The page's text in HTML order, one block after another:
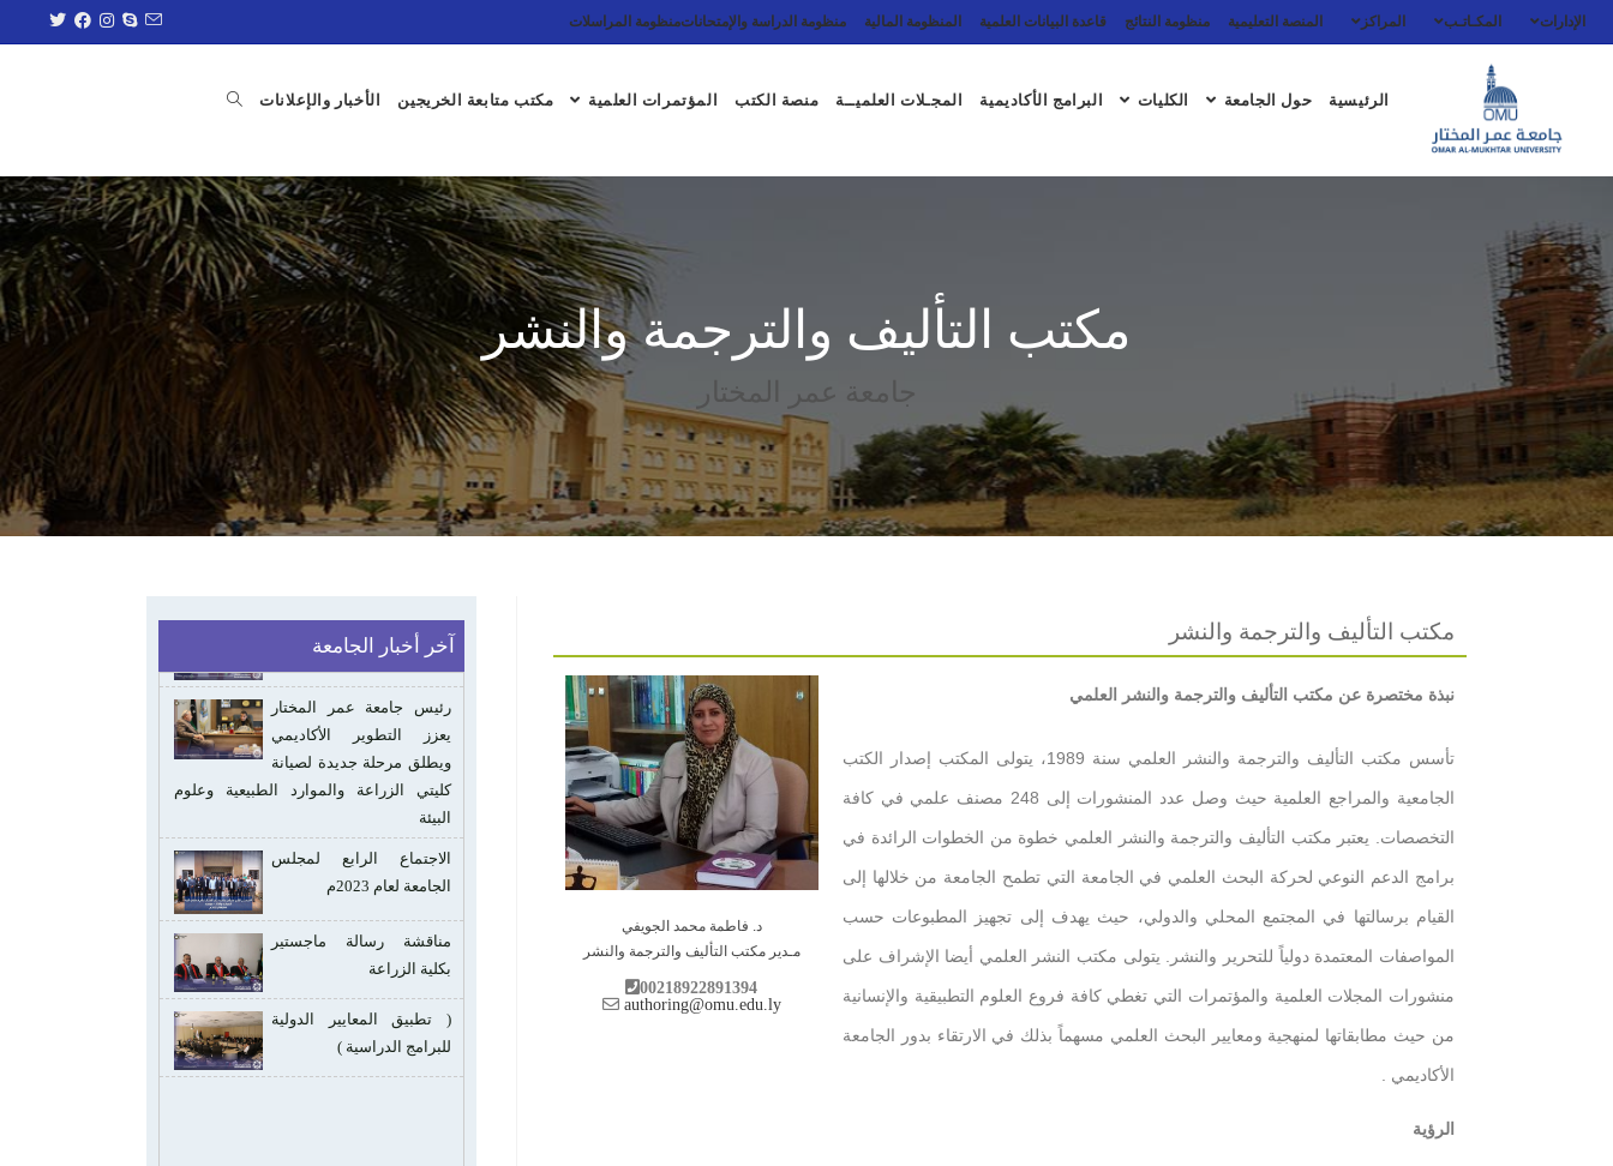
الإدارات المكـاتـب المراكز المنصة التعليمية منظومة النتائج قاعدة البيانات العلمية المنظومة المالية منظومة الدراسة والإمتحاناتمنظومة المراسلات
الرئيسية حول الجامعة الكليات البرامج الأكاديمية المجـلات العلميــة منصة الكتب المؤتمرات العلمية مكتب متابعة الخريجين الأخبار والإعلانات
مكتب التأليف والترجمة والنشر
جامعة عمر المختار
مكتب التأليف والترجمة والنشر
نبذة مختصرة عن مكتب التأليف والترجمة والنشر العلمي
تأسس مكتب التأليف والترجمة والنشر العلمي سنة 1989، يتولى المكتب إصدار الكتب
الجامعية والمراجع العلمية حيث وصل عدد المنشورات إلى 248 مصنف علمي في كافة
التخصصات. يعتبر مكتب التأليف والترجمة والنشر العلمي خطوة من الخطوات الرائدة في
برامج الدعم النوعي لحركة البحث العلمي في الجامعة التي تطمح الجامعة من خلالها إلى
القيام برسالتها في المجتمع المحلي والدولي، حيث يهدف إلى تجهيز المطبوعات حسب
المواصفات المعتمدة دولياً للتحرير والنشر. يتولى مكتب النشر العلمي أيضا الإشراف على
منشورات المجلات العلمية والمؤتمرات التي تغطي كافة فروع العلوم التطبيقية والإنسانية
من حيث مطابقاتها لمنهجية ومعايير البحث العلمي مسهماً بذلك في الارتقاء بدور الجامعة
الأكاديمي .
د. فاطمة محمد الجويفي
مـدير مكتب التأليف والترجمة والنشر
00218922891394
authoring@omu.edu.ly
الرؤية
آخر أخبار الجامعة
رئيس جامعة عمر المختار
يعزز التطوير الأكاديمي
ويطلق مرحلة جديدة لصيانة
كليتي الزراعة والموارد الطبيعية وعلوم
البيئة
الاجتماع الرابع لمجلس
الجامعة لعام 2023م
مناقشة رسالة ماجستير
بكلية الزراعة
( تطبيق المعايير الدولية
للبرامج الدراسية )
مناقشة رسالة ماجستير